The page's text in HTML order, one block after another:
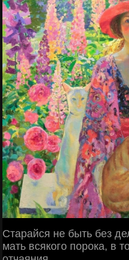
Старайся не быть без
мать всякого порока, в